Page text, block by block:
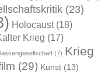
(23)
Holocaust(18)
Krieg (17)
(7) Krieg
(29) Kunst (13)